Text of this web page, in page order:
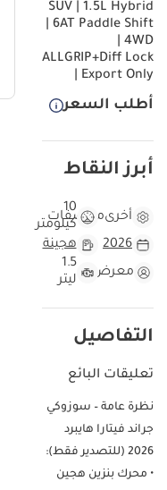
SUV | 1.5L Hybrid
| 6AT Paddle Shift
| 4WD
ALLGRIP+Diff Lock
| Export Only
أطلب السعر
أبرز النقاط
أخرىمواصفات
10
كيلومتر
2026
هجينة
معرض
1.5
ليتر
التفاصيل
تعليقات البائع
نظرة عامة – سوزوكي
جراند فيتارا هايبرد
2026 (للتصدير فقط):
• محرك بنزين هجين